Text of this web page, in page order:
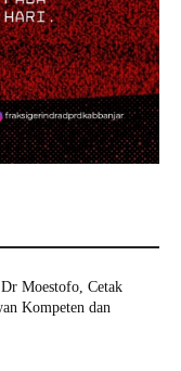
Moestofo, Cetak
Kompeten dan